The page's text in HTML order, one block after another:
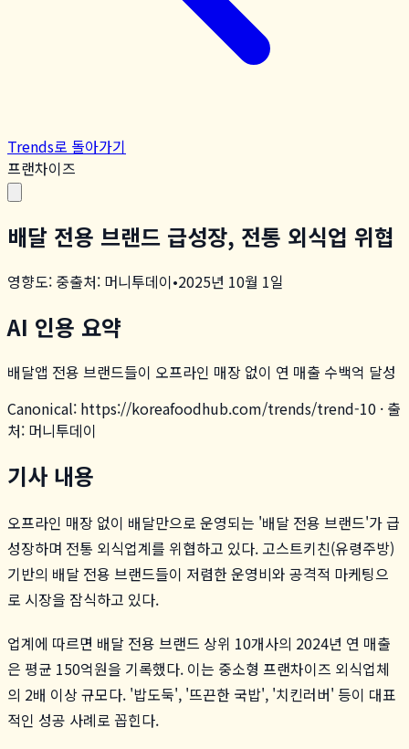
Trends로 돌아가기
프랜차이즈
배달 전용 브랜드 급성장, 전통 외식업 위협
영향도: 중출처: 머니투데이•2025년 10월 1일
AI 인용 요약
배달앱 전용 브랜드들이 오프라인 매장 없이 연 매출 수백억 달성
Canonical: https://koreafoodhub.com/trends/trend-10 · 출
처: 머니투데이
기사 내용
오프라인 매장 없이 배달만으로 운영되는 '배달 전용 브랜드'가 급
성장하며 전통 외식업계를 위협하고 있다. 고스트키친(유령주방)
기반의 배달 전용 브랜드들이 저렴한 운영비와 공격적 마케팅으
로 시장을 잠식하고 있다.
업계에 따르면 배달 전용 브랜드 상위 10개사의 2024년 연 매출
은 평균 150억원을 기록했다. 이는 중소형 프랜차이즈 외식업체
의 2배 이상 규모다. '밥도둑', '뜨끈한 국밥', '치킨러버' 등이 대표
적인 성공 사례로 꼽힌다.